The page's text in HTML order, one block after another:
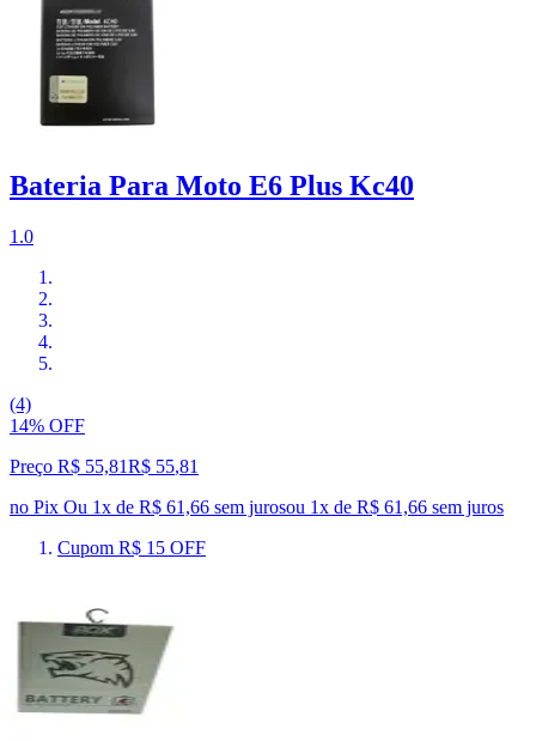
Bateria Para Moto E6 Plus Kc40
1.0
(4)
14% OFF
Preço R$ 55,81R$ 55,81
no Pix Ou 1x de R$ 61,66 sem jurosou 1x de R$ 61,66 sem juros
Cupom R$ 15 OFF